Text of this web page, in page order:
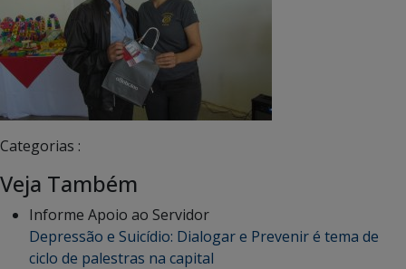
Categorias :
Veja Também
Informe Apoio ao Servidor
Depressão e Suicídio: Dialogar e Prevenir é tema de
ciclo de palestras na capital